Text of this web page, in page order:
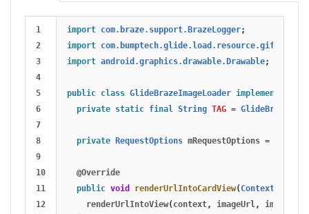
1
2
3
4
5
6
7
8
9
10
11
12
import com.braze.support.BrazeLogger;
import
import android.graphics.drawable.Drawable;
public class GlideBrazeImageLoader implements
private static final String TAG =
private RequestOptions mRequestOptions =
@Override
public void renderUrlIntoCardView(Context
renderUrlIntoView(context, imageUrl , imageView